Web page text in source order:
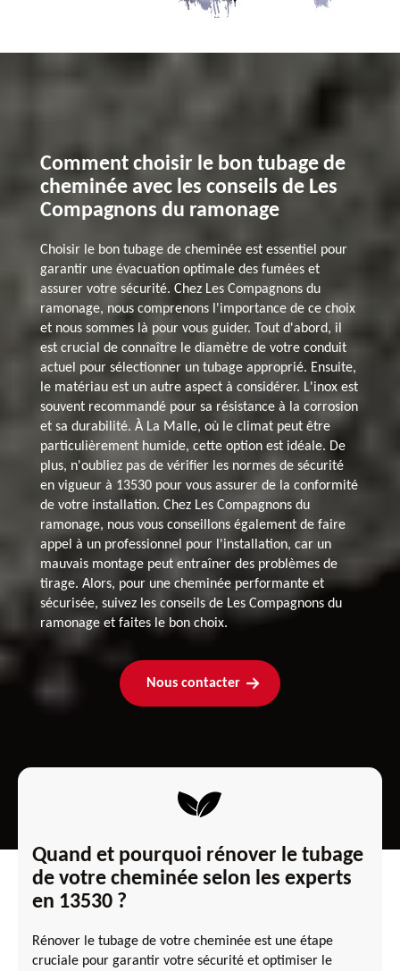
Comment choisir le bon tubage de
cheminée avec les conseils de Les
Compagnons du ramonage
Choisir le bon tubage de cheminée est essentiel pour
garantir une évacuation optimale des fumées et
assurer votre sécurité. Chez Les Compagnons du
ramonage, nous comprenons l'importance de ce choix
et nous sommes là pour vous guider. Tout d'abord, il
est crucial de connaître le diamètre de votre conduit
actuel pour sélectionner un tubage approprié. Ensuite,
le matériau est un autre aspect à considérer. L'inox est
souvent recommandé pour sa résistance à la corrosion
et sa durabilité. À La Malle, où le climat peut être
particulièrement humide, cette option est idéale. De
plus, n'oubliez pas de vérifier les normes de sécurité
en vigueur à 13530 pour vous assurer de la conformité
de votre installation. Chez Les Compagnons du
ramonage, nous vous conseillons également de faire
appel à un professionnel pour l'installation, car un
mauvais montage peut entraîner des problèmes de
tirage. Alors, pour une cheminée performante et
sécurisée, suivez les conseils de Les Compagnons du
ramonage et faites le bon choix.
Nous contacter
Quand et pourquoi rénover le tubage
de votre cheminée selon les experts
en 13530 ?
Rénover le tubage de votre cheminée est une étape
cruciale pour garantir votre sécurité et optimiser le